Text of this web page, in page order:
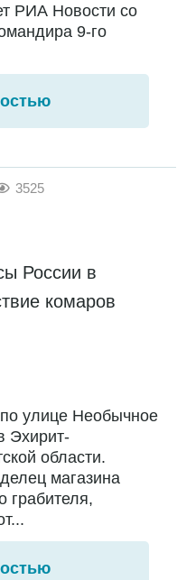
РИА Новости со
9-го
3525
России в
комаров
улице Необычное
Эхирит-
области.
магазина
грабителя,